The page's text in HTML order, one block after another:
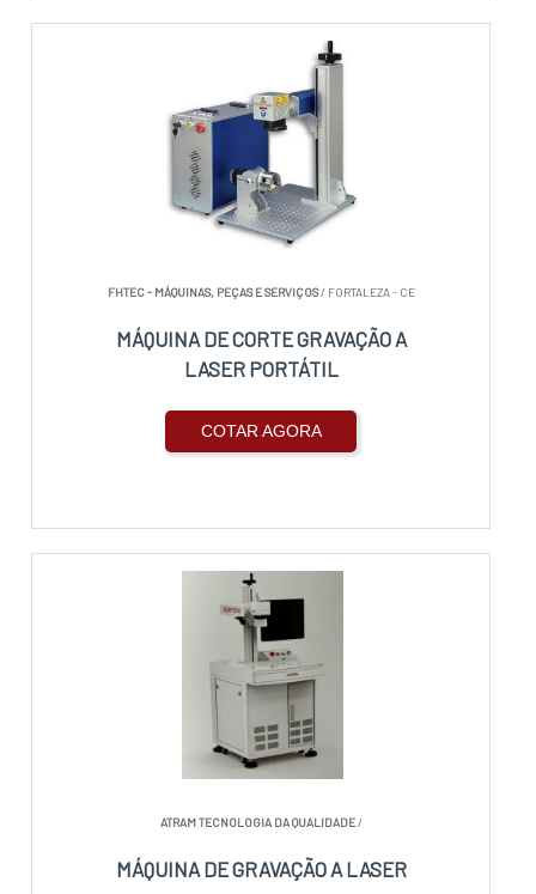
FHTEC - MÁQUINAS, PEÇAS E SERVIÇOS/ FORTALEZA - CE
MÁQUINA DE CORTE GRAVAÇÃO A
LASER PORTÁTIL
COTAR AGORA
ATRAM TECNOLOGIA DA QUALIDADE/
MÁQUINA DE GRAVAÇÃO A LASER